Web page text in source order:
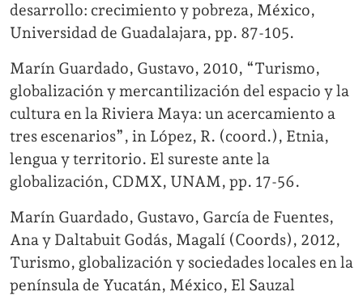
desarrollo: crecimiento y pobreza, México,
Universidad de Guadalajara, pp. 87-105.
Marín Guardado, Gustavo, 2010, “Turismo,
globalización y mercantilización del espacio y la
cultura en la Riviera Maya: un acercamiento a
tres escenarios”, in López, R. (coord.), Etnia,
lengua y territorio. El sureste ante la
globalización, CDMX, UNAM, pp. 17-56.
Marín Guardado, Gustavo, García de Fuentes,
Ana y Daltabuit Godás, Magalí (Coords), 2012,
Turismo, globalización y sociedades locales en la
península de Yucatán, México, El Sauzal